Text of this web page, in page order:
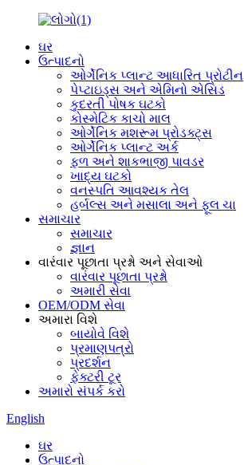
ઘર
ઉત્પાદનો
ઓર્ગેનિક પ્લાન્ટ આધારિત પ્રોટીન
પેપ્ટાઇડ્સ અને એમિનો એસિડ
કુદરતી પોષક ઘટકો
કોસ્મેટિક કાચો માલ
ઓર્ગેનિક મશરૂમ પ્રોડક્ટ્સ
ઓર્ગેનિક પ્લાન્ટ અર્ક
ફળ અને શાકભાજી પાવડર
ખાદ્ય ઘટકો
વનસ્પતિ આવશ્યક તેલ
હર્બલ્સ અને મસાલા અને ફૂલ ચા
સમાચાર
સમાચાર
જ્ઞાન
વારંવાર પૂછાતા પ્રશ્નો અને સેવાઓ
વારંવાર પૂછાતા પ્રશ્નો
અમારી સેવા
OEM/ODM સેવા
અમારા વિશે
બાયોવે વિશે
પ્રમાણપત્રો
પ્રદર્શન
ફેક્ટરી ટૂર
અમારો સંપર્ક કરો
English
ઘર
ઉત્પાદનો